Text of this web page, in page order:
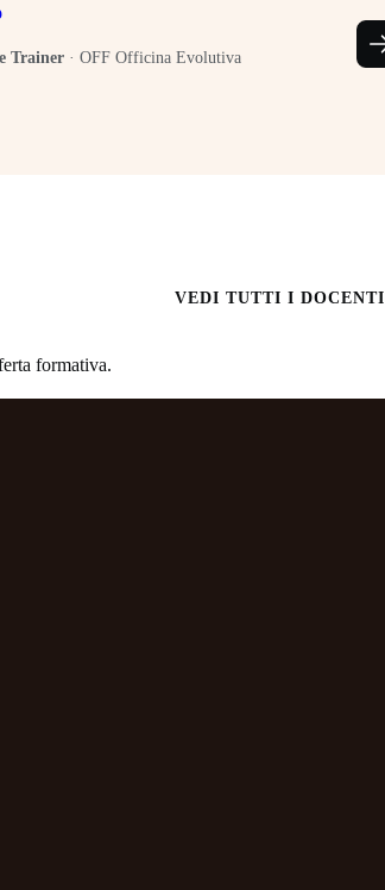
Trainer · OFF Officina Evolutiva
VEDI TUTTI I DOCENTI
formativa.